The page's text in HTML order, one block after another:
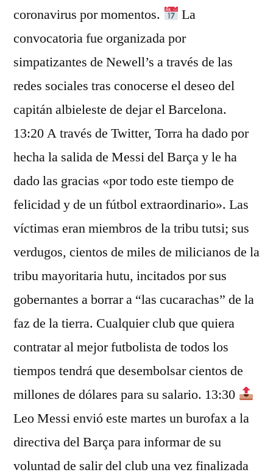
coronavirus por momentos.
La
convocatoria fue organizada por
simpatizantes de Newell’s a través de las
redes sociales tras conocerse el deseo del
capitán albieleste de dejar el Barcelona.
13:20 A través de Twitter, Torra ha dado por
hecha la salida de Messi del Barça y le ha
dado las gracias «por todo este tiempo de
felicidad y de un fútbol extraordinario». Las
víctimas eran miembros de la tribu tutsi; sus
verdugos, cientos de miles de milicianos de la
tribu mayoritaria hutu, incitados por sus
gobernantes a borrar a “las cucarachas” de la
faz de la tierra. Cualquier club que quiera
contratar al mejor futbolista de todos los
tiempos tendrá que desembolsar cientos de
millones de dólares para su salario. 13:30
Leo Messi envió este martes un burofax a la
directiva del Barça para informar de su
voluntad de salir del club una vez finalizada